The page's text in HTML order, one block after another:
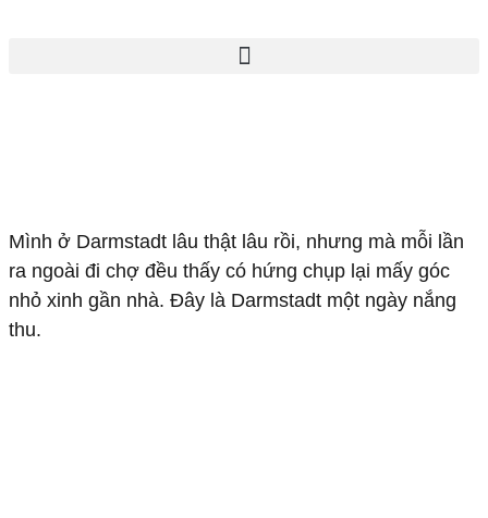
Mình ở Darmstadt lâu thật lâu rồi, nhưng mà mỗi lần
ra ngoài đi chợ đều thấy có hứng chụp lại mấy góc
nhỏ xinh gần nhà. Đây là Darmstadt một ngày nắng
thu.